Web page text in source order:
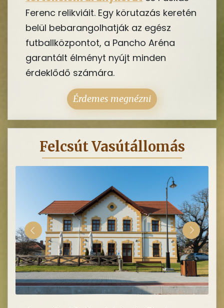
Ferenc relikviáit. Egy körutazás keretén
belül bebarangolhatják az egész
futballközpontot, a Pancho Aréna
garantált élményt nyújt minden
érdeklődő számára.
Érdemes megnézni
Felcsút Vasútállomás